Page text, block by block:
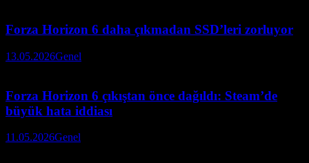
Forza Horizon 6 daha çıkmadan SSD’leri zorluyor
13.05.2026Genel
Forza Horizon 6 çıkıştan önce dağıldı: Steam’de
büyük hata iddiası
11.05.2026Genel